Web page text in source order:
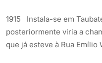
1915 Instala-se em
posteriormente viria a
que já esteve à Rua Emílio